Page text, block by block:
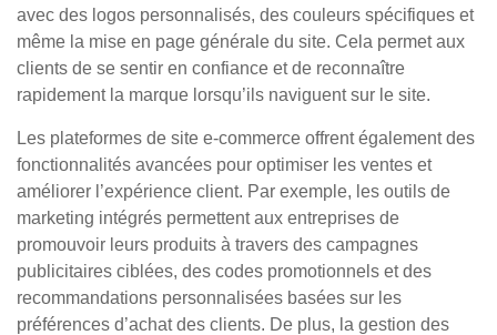
avec des logos personnalisés, des couleurs spécifiques et
même la mise en page générale du site. Cela permet aux
clients de se sentir en confiance et de reconnaître
rapidement la marque lorsqu’ils naviguent sur le site.
Les plateformes de site e-commerce offrent également des
fonctionnalités avancées pour optimiser les ventes et
améliorer l’expérience client. Par exemple, les outils de
marketing intégrés permettent aux entreprises de
promouvoir leurs produits à travers des campagnes
publicitaires ciblées, des codes promotionnels et des
recommandations personnalisées basées sur les
préférences d’achat des clients. De plus, la gestion des